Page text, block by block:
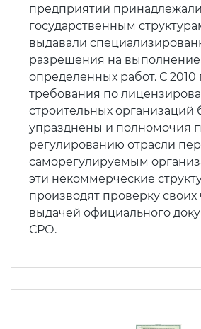
предприятий
государственным
выдавали
разрешения на выполнение
определенных работ. С 2010
требования по
строительных организаций
упразднены и полномочия
регулированию отрасли
саморегулируемым
эти некоммерческие
производят проверку своих
выдачей официального
СРО.